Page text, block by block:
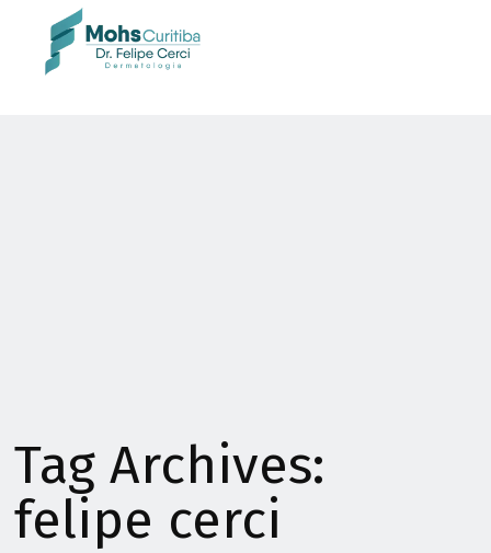
Tag Archives:
felipe cerci